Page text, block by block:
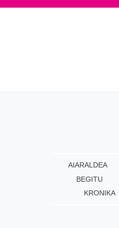
AIARALDEA
BEGITU
KRONIKA